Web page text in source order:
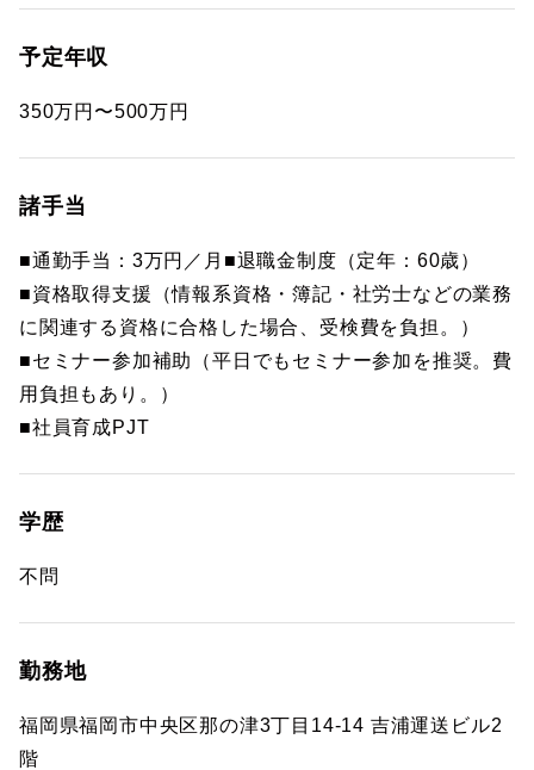
予定年収
350万円〜500万円
諸手当
■通勤手当：3万円／月■退職金制度（定年：60歳）
■資格取得支援（情報系資格・簿記・社労士などの業務
に関連する資格に合格した場合、受検費を負担。）
■セミナー参加補助（平日でもセミナー参加を推奨。費
用負担もあり。）
■社員育成PJT
学歴
不問
勤務地
福岡県福岡市中央区那の津3丁目14-14 吉浦運送ビル2
階